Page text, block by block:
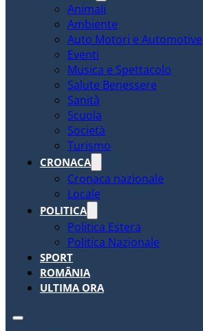
Animali
Ambiente
Auto Motori e Automotive
Eventi
Musica e Spettacolo
Salute Benessere
Sanità
Scuola
Società
Turismo
CRONACA
Cronaca nazionale
Locale
POLITICA
Politica Estera
Politica Nazionale
SPORT
ROMÂNIA
ULTIMA ORA